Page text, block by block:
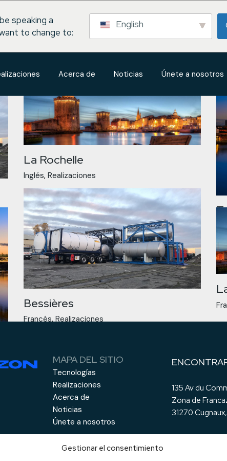
speaking a
to change to:
English
Gestionar el consentimiento
Acerca de Noticias Únete a nosotros
La Rochelle
Inglés Realizaciones
Bessières
Francés Realizaciones
MAPA DEL SITIO
Tecnologías
Realizaciones
Acerca de
Noticias
Únete a nosotros
135 Av du
Zona de
31270